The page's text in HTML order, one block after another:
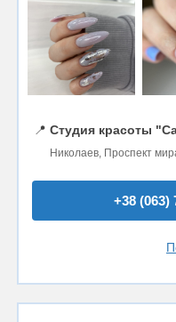
📍 Студия красоты
Николаев, Проспект
+38 (063)